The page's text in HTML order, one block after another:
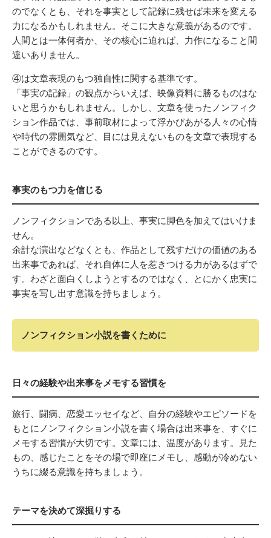
のでなくとも、それを事実として記録に残せば未来を変える
力になるかもしれません。そこに大きな意義があるのです。
人間とは一体何者か、その核心に迫れば、力作になること間
違いありません。
④は文章表現のもつ独自性に関する基準です。
「事実の記録」の観点からいえば、映像資料に勝るものはな
いと思うかもしれません。しかし、文章を使ったノンフィク
ション作品では、事前取材によって浮かびあがる人々の心情
や時代の雰囲気など、目には見えないものを文章で表現する
ことができるのです。
事実のもつ力を信じる
ノンフィクションである以上、事実に脚色を加えてはいけま
せん。
余計な演出などなくとも、作品として残すだけの価値のある
出来事であれば、それ自体に人を惹きつける力があるはずで
す。わざと面白くしようとするのではなく、とにかく忠実に
事実を写し出す意識を持ちましょう。
ノンフィクション小説を書くために
日々の経験や出来事をメモする習慣を
旅行、闘病、恋愛エッセイなど、自分の経験やエピソードを
もとにノンフィクション小説を書く場合は出来事を、すぐに
メモする習慣が大切です。文章には、温度があります。見た
もの、感じたことをその場で即座にメモし、感動が冷めない
うちに綴る意識を持ちましょう。
テーマを決めて深掘りする